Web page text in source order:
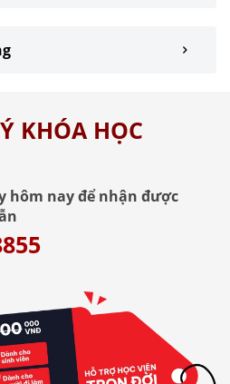
KHÓA HỌC
hôm nay để nhận được